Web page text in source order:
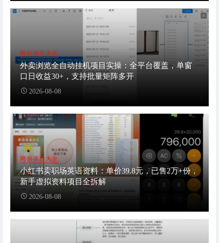
网创项目大全
外卖浏览全自动挂机项目实操：全平台覆盖，单窗
口日收益30+，支持批量矩阵多开
2026-08-08
网创项目大全
小红书卖职场英语资料：单价39.8元，已售2万+份，
新手虚拟资料项目全拆解
2026-08-08